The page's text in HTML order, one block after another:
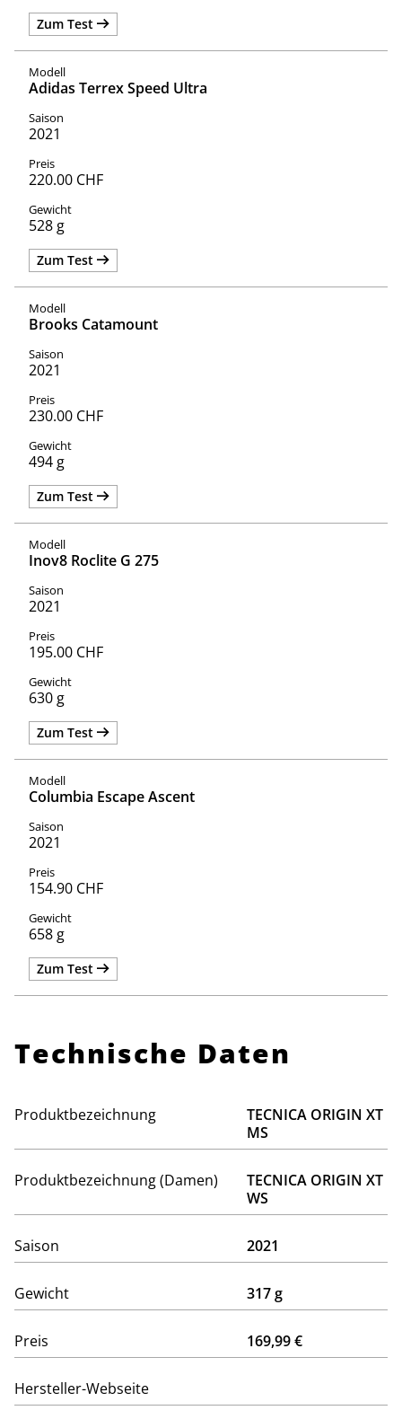
Zum Test
Adidas Terrex Speed Ultra
2021
220.00 CHF
528 g
Zum Test
Brooks Catamount
2021
230.00 CHF
494 g
Zum Test
Inov8 Roclite G 275
2021
195.00 CHF
630 g
Zum Test
Columbia Escape Ascent
2021
154.90 CHF
658 g
Zum Test
Technische Daten
Produktbezeichnung
TECNICA ORIGIN XT
MS
Produktbezeichnung (Damen)
TECNICA ORIGIN XT
WS
Saison 2021
Gewicht 317 g
Preis 169,99 €
Hersteller-Webseite